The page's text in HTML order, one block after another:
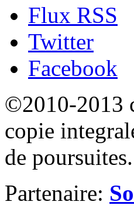
Flux RSS
Twitter
Facebook
©2010-2013
copie
de poursuites.
Partenaire: